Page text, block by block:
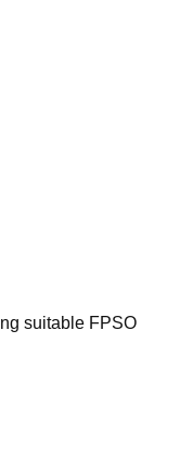
suitable FPSO